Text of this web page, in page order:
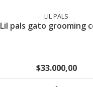
LIL PALS
Lil pals gato grooming
$33.000,00